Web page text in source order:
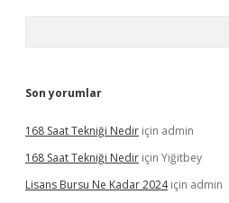
Son yorumlar
168 Saat Tekniği Nedir için admin
168 Saat Tekniği Nedir için Yiğitbey
Lisans Bursu Ne Kadar 2024için admin